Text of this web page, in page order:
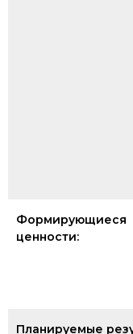
Формирующиеся
ценности:
Планируемые